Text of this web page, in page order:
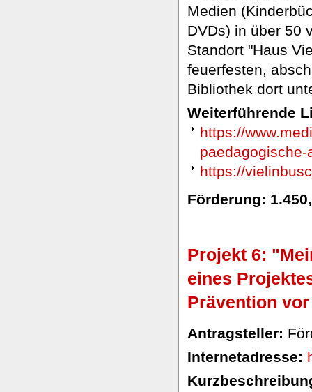
Medien
DVDs) in über 50
Standort "Haus
feuerfesten,
Bibliothek dort
Weiterführende
https://
paedagogische-
https://
Förderung:
Projekt 6:
eines
Prävention
Antragsteller:
Internetadresse: